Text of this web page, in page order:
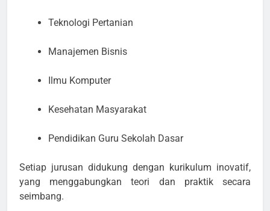
Teknologi Pertanian
Manajemen Bisnis
Ilmu Komputer
Kesehatan Masyarakat
Pendidikan Guru Sekolah Dasar
Setiap jurusan didukung dengan kurikulum inovatif,
yang menggabungkan teori dan praktik secara
seimbang.